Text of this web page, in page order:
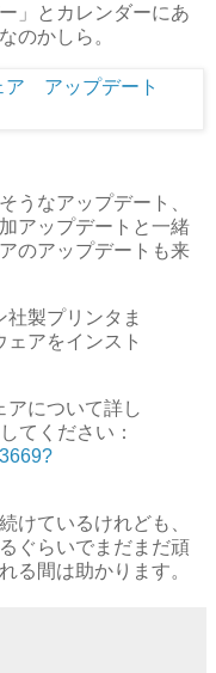
」とカレンダーにあ
のかしら。
うなアップデート、
アップデートと一緒
のアップデートも来
製プリンタま
アをインスト
アについて詳し
てください：
けているけれども、
ぐらいでまだまだ頑
る間は助かります。